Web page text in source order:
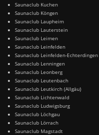
Saunaclub Kuchen
Saunaclub Köngen
Saunaclub Laupheim
Saunaclub Lauterstein
Saunaclub Leimen
Saunaclub Leinfelden
Saunaclub Leinfelden-Echterdingen
Saunaclub Lenningen
Saunaclub Leonberg
Saunaclub Leutenbach
Saunaclub Leutkirch (Allgäu)
Saunaclub Lichtenwald
Saunaclub Ludwigsburg
Saunaclub Löchgau
Saunaclub Lörrach
Saunaclub Magstadt